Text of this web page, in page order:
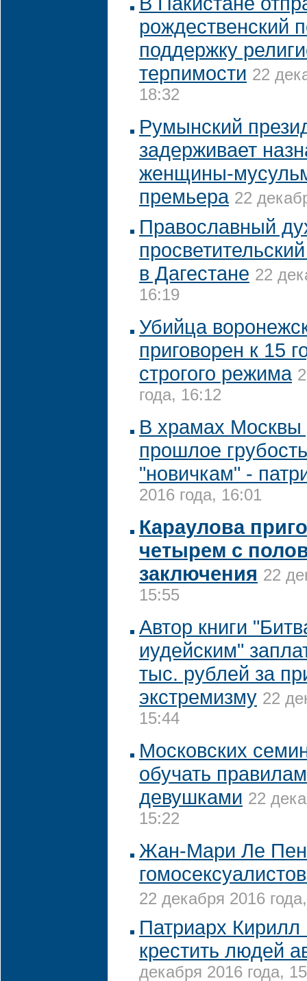
рождественский
поддержку
терпимости 22
18:32
Румынский
задерживает
женщины-
премьера 22
Православный
в Дагестане 22
16:19
Убийца
приговорен к 15
строгого режима
года, 16:12
В храмах Москвы
прошлое
"новичкам" -
2016 года, 16:01
Караулова
четырем с
заключения 22
15:55
Автор книги
иудейским"
тыс. рублей за
экстремизму 22
15:44
Московских
обучать
девушками 22
15:22
Жан-Мари Ле Пен
22 декабря 2016
Патриарх Кирилл
крестить людей
декабря 2016 года,